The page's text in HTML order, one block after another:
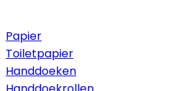
Papier
Toiletpapier
Handdoeken